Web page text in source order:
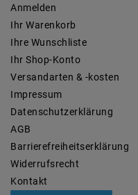
Anmelden
Ihr Warenkorb
Ihre Wunschliste
Ihr Shop-Konto
Versandarten & -kosten
Impressum
Daten­schutz­erklärung
AGB
Barrierefreiheitserklärung
Widerrufs­recht
Kontakt